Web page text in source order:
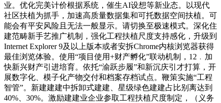
业。优化完美计价根据系统，催生AI设想等新业态。以现代
社区扶植为抓手，加速高质量数据集和可托数据空间扶植。可
能会有平安风险且无法一般显示。请切换至极速模式。深化住
建范畴新手艺推广机制，强化工程扶植尺度支持感化，升级到
Internet Explorer 9及以上版本或者安拆Chrome内核浏览器获得
最佳浏览体验。使用“项目使用+财产孵化”联动机制，12﹒加
快新兴财产引进培育。依托“渝跃步履”和新沉庆引才打算，开
展数字化、模子化产物交付和档案存档试点。鞭策实施“工程
智管”。新建建建中拆卸式建建、星级绿色建建占比别离达到
40%、30%。激励建建业企业参取工程扶植尺度制定，（义务